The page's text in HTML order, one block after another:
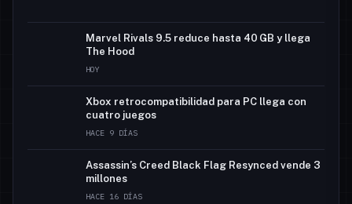
Marvel Rivals 9.5 reduce hasta 40 GB y llega
The Hood
HOY
Xbox retrocompatibilidad para PC llega con
cuatro juegos
HACE 9 DÍAS
Assassin’s Creed Black Flag Resynced vende 3
millones
HACE 16 DÍAS